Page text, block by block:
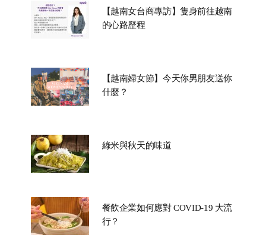
【越南女台商專訪】隻身前往越南
的心路歷程
【越南婦女節】今天你男朋友送你
什麼？
綠米與秋天的味道
餐飲企業如何應對 COVID-19 大流
行？